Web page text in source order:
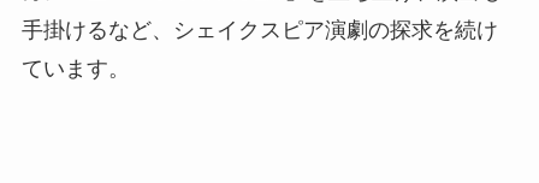
手掛けるなど、シェイクスピア演劇の探求を続け
ています。